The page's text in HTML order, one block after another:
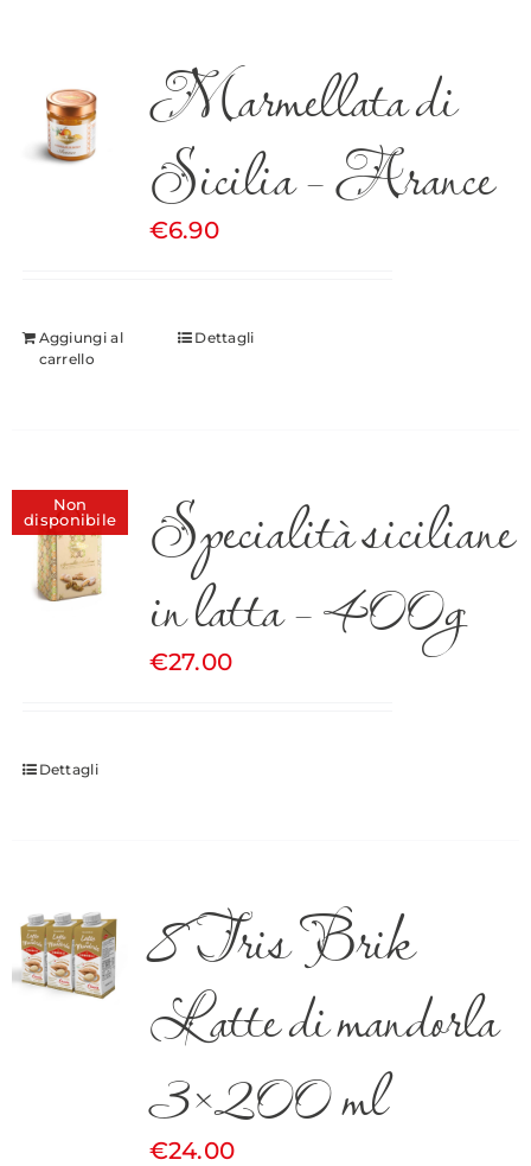
Marmellata di
Sicilia – Arance
€6.90
Aggiungi al
carrello
Dettagli
Non
disponibile
Specialità siciliane
in latta – 400g
€27.00
Dettagli
8 Tris Brik
Latte di mandorla
3×200 ml
€24.00